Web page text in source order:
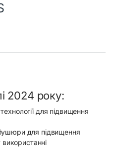
2024 року:
для підвищення
для підвищення